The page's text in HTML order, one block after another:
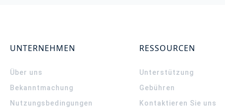
UNTERNEHMEN
Über uns
Bekanntmachung
Nutzungsbedingungen
RESSOURCEN
Unterstützung
Gebühren
Kontaktieren Sie uns